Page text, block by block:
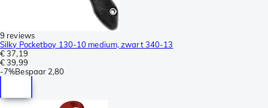
9 reviews
Silky Pocketboy 130-10 medium, zwart 340-13
€ 37,19
€ 39,99
-7%Bespaar 2,80